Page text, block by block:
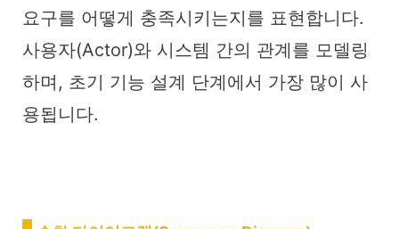
요구를 어떻게 충족시키는지를 표현합니다.
사용자(Actor)와 시스템 간의 관계를 모델링
하며, 초기 기능 설계 단계에서 가장 많이 사
용됩니다.